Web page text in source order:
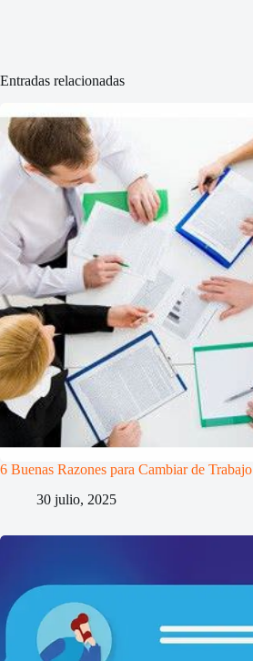
Entradas relacionadas
6 Buenas Razones para Cambiar de Trabajo
30 julio, 2025